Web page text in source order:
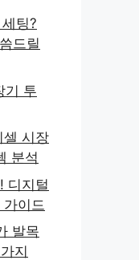
팅?
드릴
기 투
셀 시장
분석
디지털
이드
발목
지